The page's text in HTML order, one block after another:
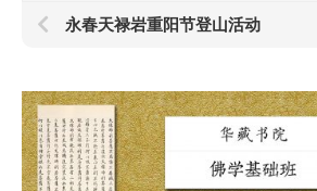
永春天禄岩重阳节登山活动